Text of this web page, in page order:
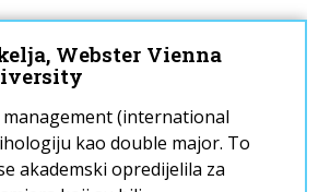
Webster Vienna
(international
kao double major. To
akademski opredijelila za